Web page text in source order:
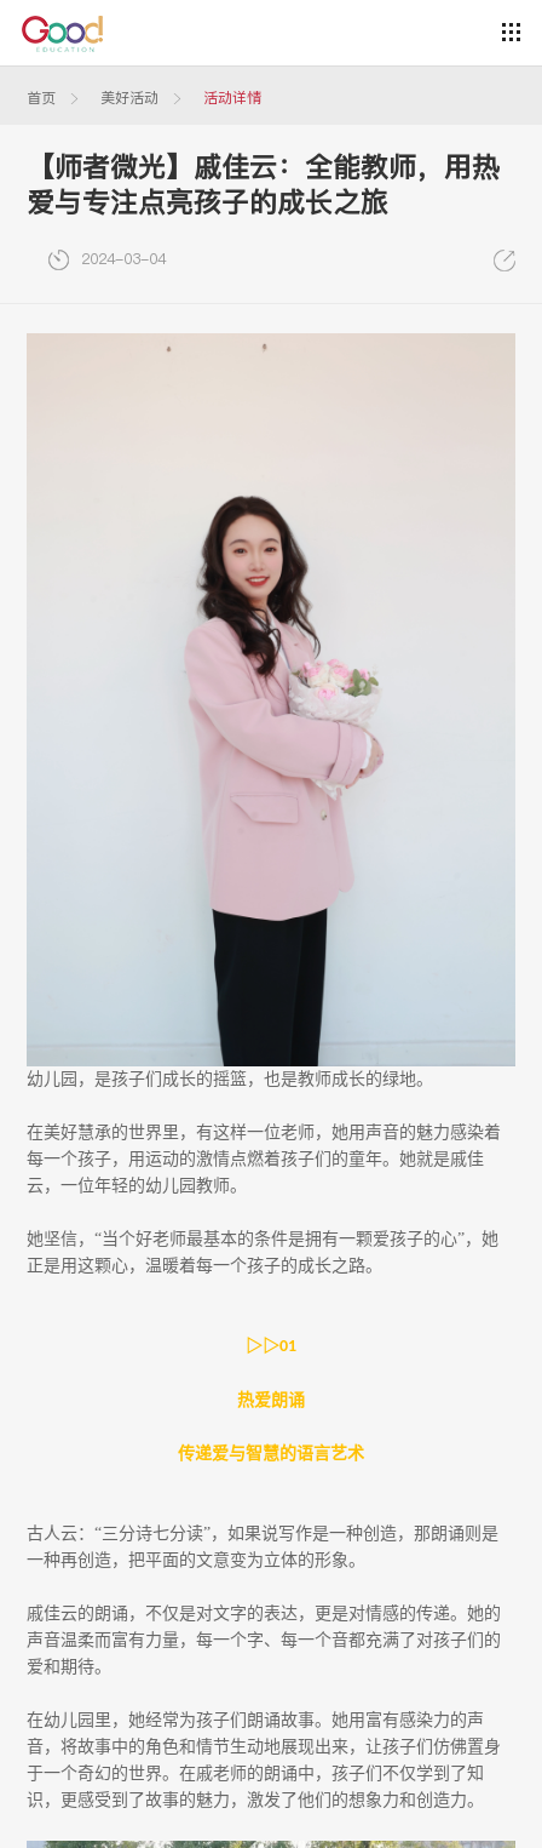
首页 美好活动 活动详情
【师者微光】戚佳云：全能教师，用热
爱与专注点亮孩子的成长之旅
2024-03-04
幼儿园，是孩子们成长的摇篮，也是教师成长的绿地。
在美好慧承的世界里，有这样一位老师，她用声音的魅力感染着
每一个孩子，用运动的激情点燃着孩子们的童年。她就是戚佳
云，一位年轻的幼儿园教师。
她坚信，“当个好老师最基本的条件是拥有一颗爱孩子的心”，她
正是用这颗心，温暖着每一个孩子的成长之路。
▷▷01
热爱朗诵
传递爱与智慧的语言艺术
古人云：“三分诗七分读”，如果说写作是一种创造，那朗诵则是
一种再创造，把平面的文意变为立体的形象。
戚佳云的朗诵，不仅是对文字的表达，更是对情感的传递。她的
声音温柔而富有力量，每一个字、每一个音都充满了对孩子们的
爱和期待。
在幼儿园里，她经常为孩子们朗诵故事。她用富有感染力的声
音，将故事中的角色和情节生动地展现出来，让孩子们仿佛置身
于一个奇幻的世界。在戚老师的朗诵中，孩子们不仅学到了知
识，更感受到了故事的魅力，激发了他们的想象力和创造力。